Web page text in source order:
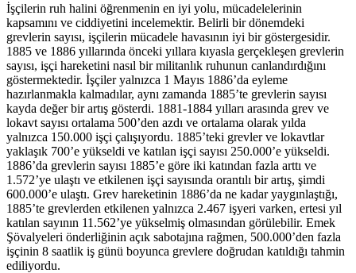
İşçilerin ruh halini öğrenmenin en iyi yolu, mücadelelerinin
kapsamını ve ciddiyetini incelemektir. Belirli bir dönemdeki
grevlerin sayısı, işçilerin mücadele havasının iyi bir göstergesidir.
1885 ve 1886 yıllarında önceki yıllara kıyasla gerçekleşen grevlerin
sayısı, işçi hareketini nasıl bir militanlık ruhunun canlandırdığını
göstermektedir. İşçiler yalnızca 1 Mayıs 1886’da eyleme
hazırlanmakla kalmadılar, aynı zamanda 1885’te grevlerin sayısı
kayda değer bir artış gösterdi. 1881-1884 yılları arasında grev ve
lokavt sayısı ortalama 500’den azdı ve ortalama olarak yılda
yalnızca 150.000 işçi çalışıyordu. 1885’teki grevler ve lokavtlar
yaklaşık 700’e yükseldi ve katılan işçi sayısı 250.000’e yükseldi.
1886’da grevlerin sayısı 1885’e göre iki katından fazla arttı ve
1.572’ye ulaştı ve etkilenen işçi sayısında orantılı bir artış, şimdi
600.000’e ulaştı. Grev hareketinin 1886’da ne kadar yaygınlaştığı,
1885’te grevlerden etkilenen yalnızca 2.467 işyeri varken, ertesi yıl
katılan sayının 11.562’ye yükselmiş olmasından görülebilir. Emek
Şövalyeleri önderliğinin açık sabotajına rağmen, 500.000’den fazla
işçinin 8 saatlik iş günü boyunca grevlere doğrudan katıldığı tahmin
ediliyordu.